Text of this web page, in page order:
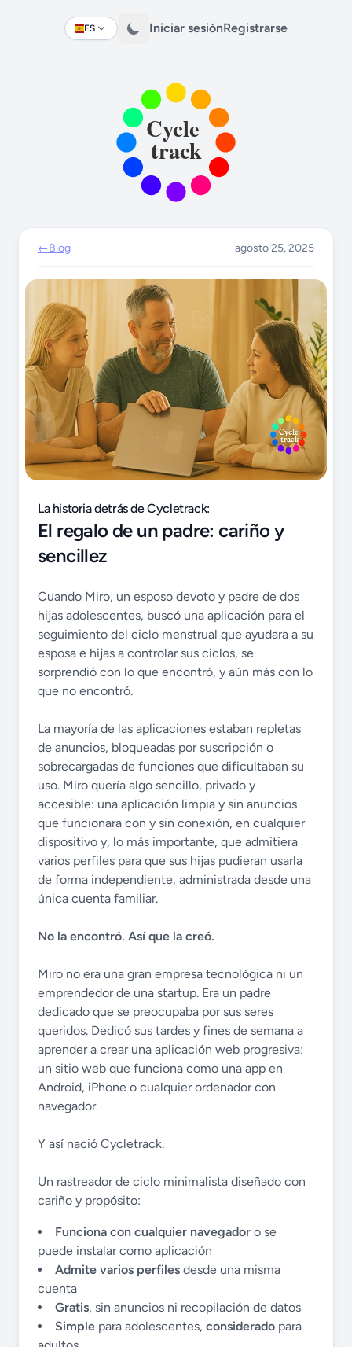
ES
Change language Iniciar sesiónRegistrarse
←Blog agosto 25, 2025
La historia detrás de Cycletrack:
El regalo de un padre: cariño y
sencillez
Cuando Miro, un esposo devoto y padre de dos
hijas adolescentes, buscó una aplicación para el
seguimiento del ciclo menstrual que ayudara a su
esposa e hijas a controlar sus ciclos, se
sorprendió con lo que encontró, y aún más con lo
que no encontró.
La mayoría de las aplicaciones estaban repletas
de anuncios, bloqueadas por suscripción o
sobrecargadas de funciones que dificultaban su
uso. Miro quería algo sencillo, privado y
accesible: una aplicación limpia y sin anuncios
que funcionara con y sin conexión, en cualquier
dispositivo y, lo más importante, que admitiera
varios perfiles para que sus hijas pudieran usarla
de forma independiente, administrada desde una
única cuenta familiar.
No la encontró. Así que la creó.
Miro no era una gran empresa tecnológica ni un
emprendedor de una startup. Era un padre
dedicado que se preocupaba por sus seres
queridos. Dedicó sus tardes y fines de semana a
aprender a crear una aplicación web progresiva:
un sitio web que funciona como una app en
Android, iPhone o cualquier ordenador con
navegador.
Y así nació Cycletrack.
Un rastreador de ciclo minimalista diseñado con
cariño y propósito:
Funciona con cualquier navegador o se
puede instalar como aplicación
Admite varios perfiles desde una misma
cuenta
Gratis, sin anuncios ni recopilación de datos
Simple para adolescentes, considerado para